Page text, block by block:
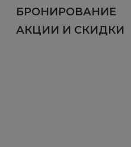
БРОНИРОВАНИЕ
АКЦИИ И СКИДКИ